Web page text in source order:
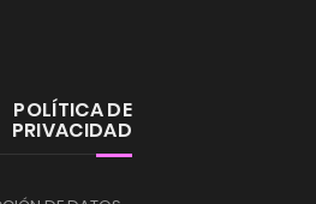
POLÍTICA DE
PRIVACIDAD